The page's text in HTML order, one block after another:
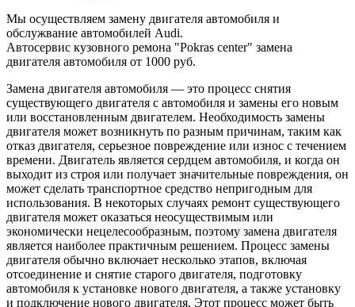
Мы осуществляем замену двигателя автомобиля и
обслужвание автомобилей Audi.
Автосервис кузовного ремона "Pokras center" замена
двигателя автомобиля от 1000 руб.
Замена двигателя автомобиля — это процесс снятия
существующего двигателя с автомобиля и замены его новым
или восстановленным двигателем. Необходимость замены
двигателя может возникнуть по разным причинам, таким как
отказ двигателя, серьезное повреждение или износ с течением
времени. Двигатель является сердцем автомобиля, и когда он
выходит из строя или получает значительные повреждения, он
может сделать транспортное средство непригодным для
использования. В некоторых случаях ремонт существующего
двигателя может оказаться неосуществимым или
экономически нецелесообразным, поэтому замена двигателя
является наиболее практичным решением. Процесс замены
двигателя обычно включает несколько этапов, включая
отсоединение и снятие старого двигателя, подготовку
автомобиля к установке нового двигателя, а также установку
и подключение нового двигателя. Этот процесс может быть